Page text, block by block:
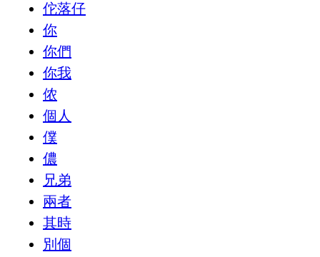
佗落仔
你
你們
你我
侬
個人
僕
儂
兄弟
兩者
其時
別個